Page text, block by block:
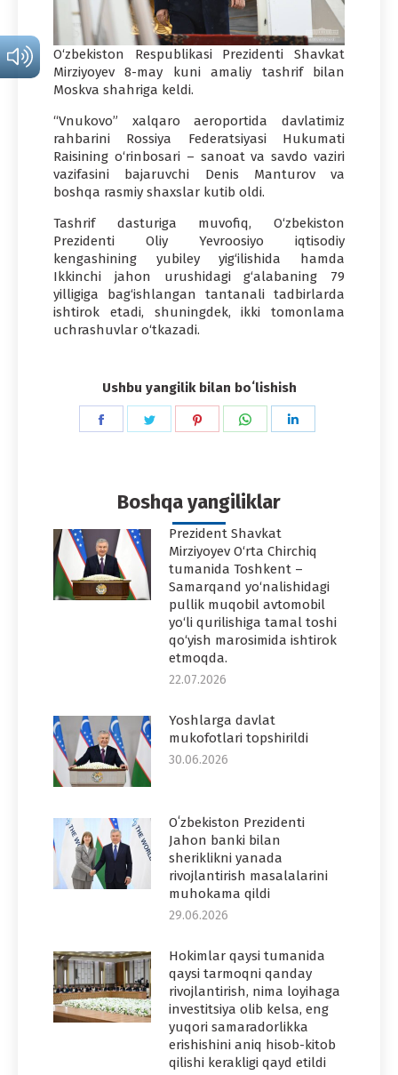
O‘zbekiston Respublikasi Prezidenti Shavkat
Mirziyoyev 8-may kuni amaliy tashrif bilan
Moskva shahriga keldi.
“Vnukovo” xalqaro aeroportida davlatimiz
rahbarini Rossiya Federatsiyasi Hukumati
Raisining o‘rinbosari – sanoat va savdo vaziri
vazifasini bajaruvchi Denis Manturov va
boshqa rasmiy shaxslar kutib oldi.
Tashrif dasturiga muvofiq, O‘zbekiston
Prezidenti Oliy Yevroosiyo iqtisodiy
kengashining yubiley yig‘ilishida hamda
Ikkinchi jahon urushidagi g‘alabaning 79
yilligiga bag‘ishlangan tantanali tadbirlarda
ishtirok etadi, shuningdek, ikki tomonlama
uchrashuvlar o‘tkazadi.
Ushbu yangilik bilan boʻlishish
Share
Share
Share
Share
Boshqa yangiliklar
Prezident Shavkat
Mirziyoyev O‘rta Chirchiq
tumanida Toshkent –
Samarqand yo‘nalishidagi
pullik muqobil avtomobil
yo‘li qurilishiga tamal toshi
qo‘yish marosimida ishtirok
etmoqda.
22.07.2026
Yoshlarga davlat
mukofotlari topshirildi
30.06.2026
Oʻzbekiston Prezidenti
Jahon banki bilan
sheriklikni yanada
rivojlantirish masalalarini
muhokama qildi
29.06.2026
Hokimlar qaysi tumanida
qaysi tarmoqni qanday
rivojlantirish, nima loyihaga
investitsiya olib kelsa, eng
yuqori samaradorlikka
erishishini aniq hisob-kitob
qilishi kerakligi qayd etildi